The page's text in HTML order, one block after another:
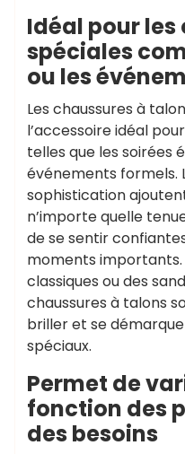
Idéal pour
spéciales
ou les
Les chaussures à
l’accessoire idéal
telles que les soirées
événements formels.
sophistication
n’importe quelle
de se sentir
moments importants.
classiques ou des
chaussures à talons
briller et se
spéciaux.
Permet de
fonction des
des besoins